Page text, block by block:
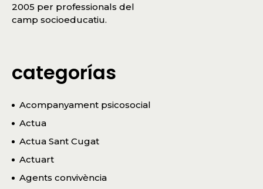
2005 per professionals del
camp socioeducatiu.
categorías
Acompanyament psicosocial
Actua
Actua Sant Cugat
Actuart
Agents convivència